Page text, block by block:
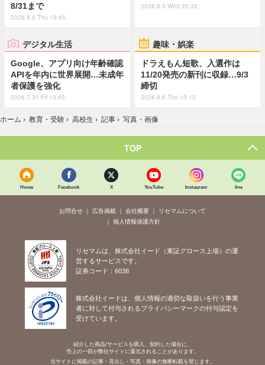
8/31まで
2026.8.6 Thu 19:45
2026.8.5 Wed 20:32
デジタル生活
Google、アプリ向け年齢確認
APIを年内に世界展開…未成年
者保護を強化
2026.7.31 Fri 13:45
趣味・娯楽
ドラえもん短歌、入選作は
11/20発売の新刊に収録…9/3
締切
2026.8.6 Thu 15:15
ホーム › 教育・受験 › 高校生 › 記事 › 写真・画像
TOP
Home Facebook X YouTube Instagram line
お問合せ 広告掲載 会社概要
リセマムについて
個人情報保護方針
リセマムは、株式会社イード（東証グロース上場）の運
営するサービスです。
証券コード：6038
株式会社イードは、個人情報の適切な取扱いを行う事業
者に対して付与されるプライバシーマークの付与認定を
受けています。
紹介した商品/サービスを購入、契約した場合に、
売上の一部が弊社サイトに還元されることがあります。
当サイトに掲載の記事・見出し・写真・画像の無断転載を禁じます。